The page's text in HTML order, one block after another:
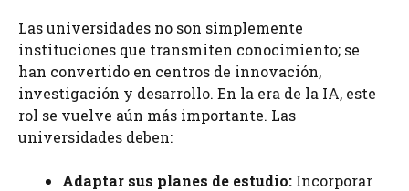
Las universidades no son simplemente
instituciones que transmiten conocimiento; se
han convertido en centros de innovación,
investigación y desarrollo. En la era de la IA, este
rol se vuelve aún más importante. Las
universidades deben:
Adaptar sus planes de estudio: Incorporar